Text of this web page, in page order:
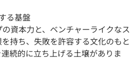
る基盤
資本力と、ベンチャーライクなス
持ち、失敗を許容する文化のもと
続的に立ち上げる土壌がありま